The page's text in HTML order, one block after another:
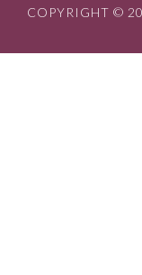
COPYRIGHT ©